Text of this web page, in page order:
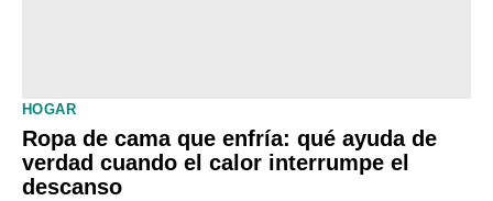
HOGAR
Ropa de cama que enfría: qué ayuda de
verdad cuando el calor interrumpe el
descanso